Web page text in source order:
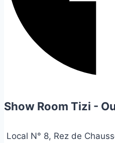
Show Room Tizi -
Local N° 8, Rez de